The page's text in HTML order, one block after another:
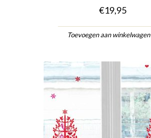
€19,95
Toevoegen aan winkelwagen